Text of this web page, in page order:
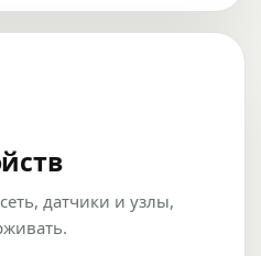
датчики и узлы,